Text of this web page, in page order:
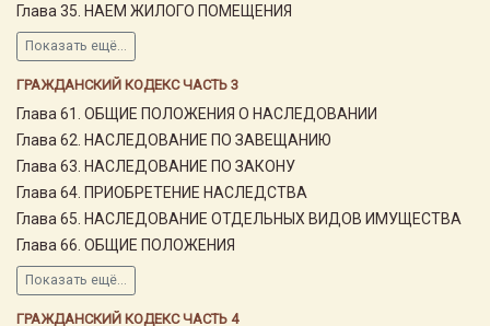
Глава 35. НАЕМ ЖИЛОГО ПОМЕЩЕНИЯ
Показать ещё...
ГРАЖДАНСКИЙ КОДЕКС ЧАСТЬ 3
Глава 61. ОБЩИЕ ПОЛОЖЕНИЯ О НАСЛЕДОВАНИИ
Глава 62. НАСЛЕДОВАНИЕ ПО ЗАВЕЩАНИЮ
Глава 63. НАСЛЕДОВАНИЕ ПО ЗАКОНУ
Глава 64. ПРИОБРЕТЕНИЕ НАСЛЕДСТВА
Глава 65. НАСЛЕДОВАНИЕ ОТДЕЛЬНЫХ ВИДОВ ИМУЩЕСТВА
Глава 66. ОБЩИЕ ПОЛОЖЕНИЯ
Показать ещё...
ГРАЖДАНСКИЙ КОДЕКС ЧАСТЬ 4